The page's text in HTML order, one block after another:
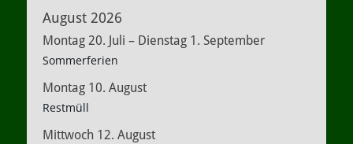
August 2026
Montag 20. Juli – Dienstag 1. September
Sommerferien
Montag 10. August
Restmüll
Mittwoch 12. August